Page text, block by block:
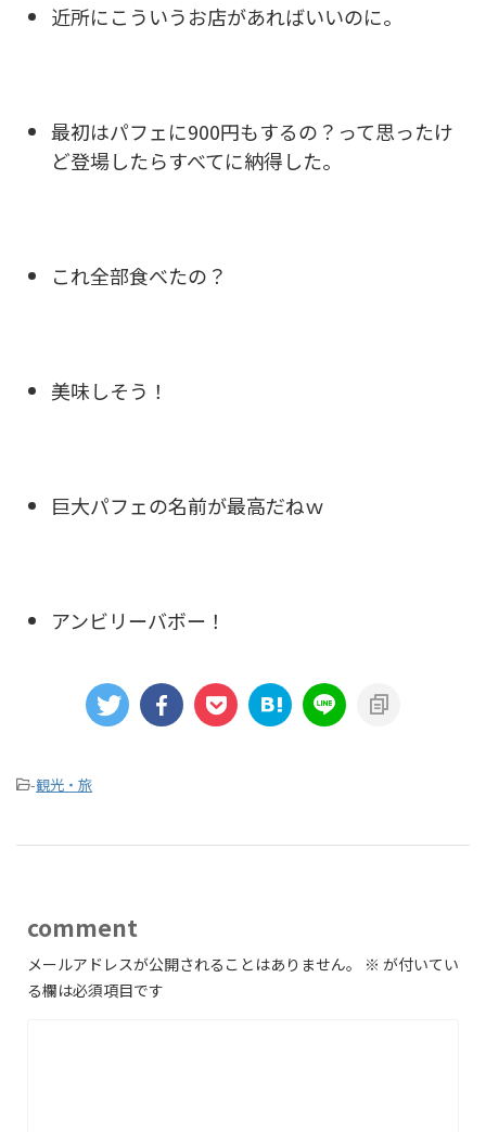
近所にこういうお店があればいいのに。
最初はパフェに900円もするの？って思ったけ
ど登場したらすべてに納得した。
これ全部食べたの？
美味しそう！
巨大パフェの名前が最高だねｗ
アンビリーバボー！
-観光・旅
comment
メールアドレスが公開されることはありません。 ※ が付いてい
る欄は必須項目です